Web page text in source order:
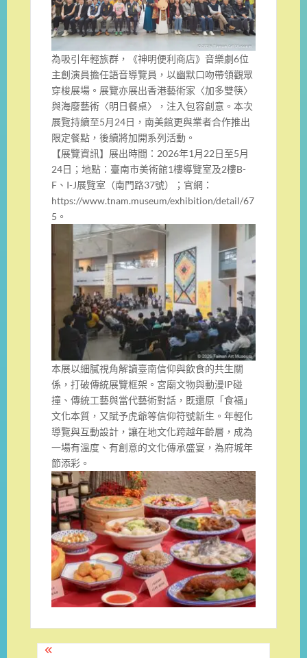
為吸引年輕族群，《神明便利商店》音樂劇6位
主創演員擔任語音導覽員，以幽默口吻帶領觀眾
穿梭展場。展覽亦展出香港藝術家〈加多雙筷〉
與海廢藝術〈明日餐桌〉，注入包容創意。本次
展覽持續至5月24日，南美館更與業者合作推出
限定餐點，後續將加開系列活動。
【展覽資訊】展出時間：2026年1月22日至5月
24日；地點：臺南市美術館1樓導覽室及2樓B-
F、I-J展覽室（南門路37號）；官網：
https://www.tnam.museum/exhibition/detail/67
5。
本展以細膩視角解讀臺南信仰與飲食的共生關
係，打破傳統展覽框架。宮廟文物與動漫IP碰
撞、傳統工藝與當代藝術對話，既還原「食福」
文化本質，又賦予虎爺等信仰符號新生。年輕化
導覽與互動設計，讓在地文化跨越年齡層，成為
一場有溫度、有創意的文化傳承盛宴，為府城年
節添彩。